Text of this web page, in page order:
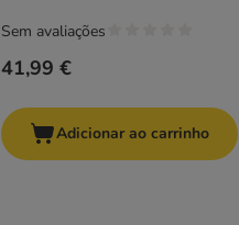
41,99 €
Sem avaliações
Adicionar ao carrinho